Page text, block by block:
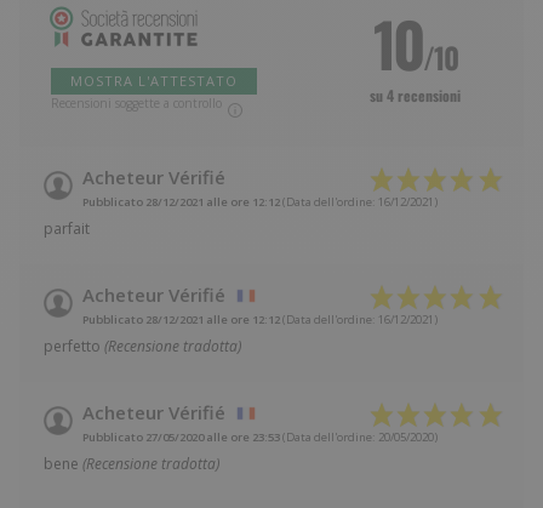
MOSTRA L'ATTESTATO
Recensioni soggette a controllo
10/10
su 4 recensioni
Acheteur Vérifié
Pubblicato 28/12/2021 alle ore 12:12(Data dell'ordine: 16/12/2021)
parfait
Acheteur Vérifié
Pubblicato 28/12/2021 alle ore 12:12(Data dell'ordine: 16/12/2021)
perfetto (Recensione tradotta)
Acheteur Vérifié
Pubblicato 27/05/2020 alle ore 23:53(Data dell'ordine: 20/05/2020)
bene (Recensione tradotta)